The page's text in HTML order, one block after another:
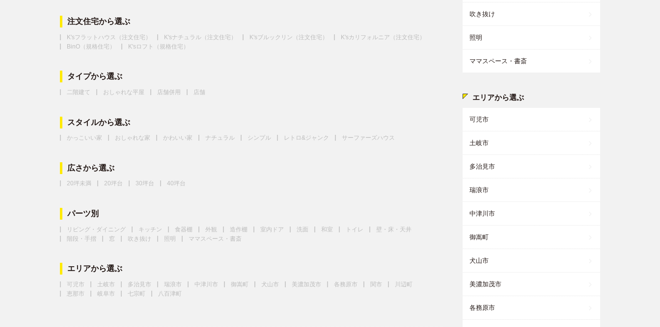
注文住宅から選ぶ
K'sフラットハウス（注文住宅） K'sナチュラル（注文住宅） K'sブルックリン（注文住宅）
K'sカリフォルニア（注文住宅）
BinO（規格住宅）
K'sロフト（規格住宅）
タイプから選ぶ
二階建て おしゃれな平屋 店舗併用 店舗
スタイルから選ぶ
かっこいい家 おしゃれな家 かわいい家 ナチュラル シンプル レトロ&ジャンク サーファーズハウス
広さから選ぶ
20坪未満 20坪台 30坪台 40坪台
パーツ別
リビング・ダイニング キッチン 食器棚 外観 造作棚 室内ドア 洗面 和室 トイレ
壁・床・天井
階段・手摺
窓 吹き抜け 照明 ママスペース・書斎
エリアから選ぶ
可児市 土岐市 多治見市 瑞浪市 中津川市 御嵩町 犬山市 美濃加茂市 各務原市 関市
川辺町
恵那市
岐阜市 七宗町 八百津町
吹き抜け
照明
ママスペース・書斎
エリアから選ぶ
可児市
土岐市
多治見市
瑞浪市
中津川市
御嵩町
犬山市
美濃加茂市
各務原市